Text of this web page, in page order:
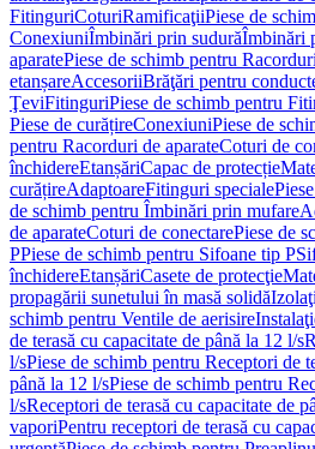
FitinguriCoturiRamificaţiiPiese de
ConexiuniÎmbinări prin sudurăÎmbinări
aparatePiese de schimb pentru
etanșareAccesoriiBrăţări pentru
ŢeviFitinguriPiese de schimb pentru
Piese de curățireConexiuniPiese de
pentru Racorduri de aparateCoturi de
închidereEtanșăriCapac de protecție
curățireAdaptoareFitinguri speciale
de schimb pentru Îmbinări prin mufare
de aparateCoturi de conectarePiese de
PPiese de schimb pentru Sifoane tip P
închidereEtanșăriCasete de protecţie
propagării sunetului în masă solidă
schimb pentru Ventile de aerisire
de terasă cu capacitate de până la 12 l/s
l/sPiese de schimb pentru Receptori de
până la 12 l/sPiese de schimb pentru
l/sReceptori de terasă cu capacitate de
vaporiPentru receptori de terasă cu